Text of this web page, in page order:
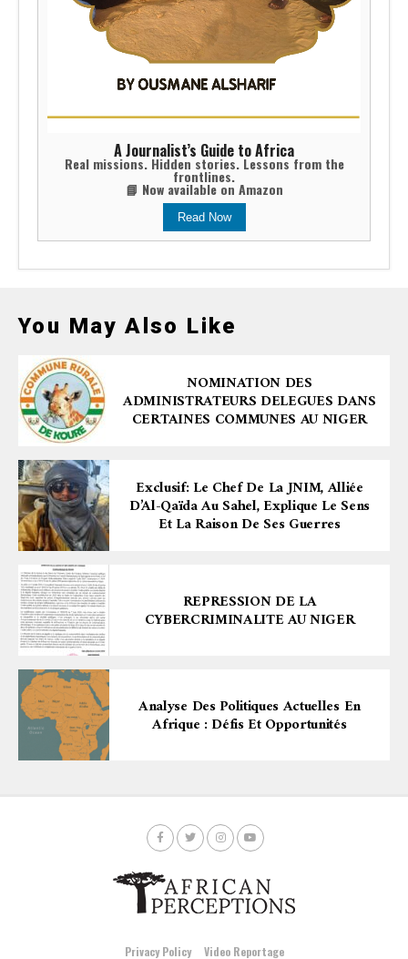
A Journalist’s Guide to Africa
Real missions. Hidden stories. Lessons from the
frontlines.
📘 Now available on Amazon
Read Now
You May Also Like
NOMINATION DES
ADMINISTRATEURS DELEGUES DANS
CERTAINES COMMUNES AU NIGER
Exclusif: Le Chef De La JNIM, Alliée
D’Al-Qaïda Au Sahel, Explique Le Sens
Et La Raison De Ses Guerres
REPRESSION DE LA
CYBERCRIMINALITE AU NIGER
Analyse Des Politiques Actuelles En
Afrique : Défis Et Opportunités
Privacy Policy Video Reportage